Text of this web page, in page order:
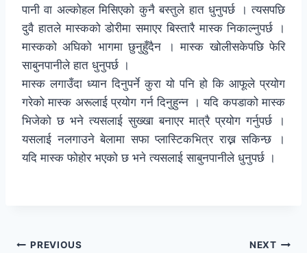
पानी वा अल्कोहल मिसिएको कुनै बस्तुले हात धुनुपर्छ । त्यसपछि
दुवै हातले मास्कको डोरीमा समाएर बिस्तारै मास्क निकाल्नुपर्छ ।
मास्कको अघिको भागमा छुनुहुँदैन । मास्क खोलीसकेपछि फेरि
साबुनपानीले हात धुनुपर्छ ।
मास्क लगाउँदा ध्यान दिनुपर्ने कुरा यो पनि हो कि आफूले प्रयोग
गरेको मास्क अरूलाई प्रयोग गर्न दिनुहुन्न । यदि कपडाको मास्क
भिजेको छ भने त्यसलाई सुख्खा बनाएर मात्रै प्रयोग गर्नुपर्छ ।
यसलाई नलगाउने बेलामा सफा प्लास्टिकभित्र राख्न सकिन्छ ।
यदि मास्क फोहोर भएको छ भने त्यसलाई साबुनपानीले धुनुपर्छ ।
PREVIOUS NEXT